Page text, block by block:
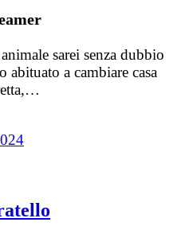
sarei senza dubbio
abituato a cambiare casa